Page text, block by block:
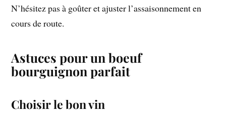
N’hésitez pas à goûter et ajuster l’assaisonnement en
cours de route.
Astuces pour un boeuf
bourguignon parfait
Choisir le bon vin